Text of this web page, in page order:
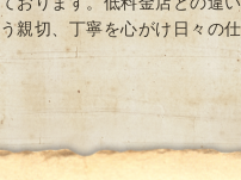
おります。低料金店との違
親切、丁寧を心がけ日々の